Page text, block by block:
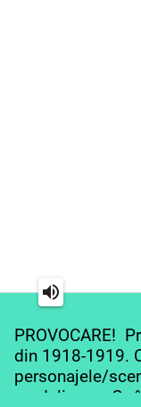
PROVOCARE!
din 1918-1919.
personajele/
medalioane.